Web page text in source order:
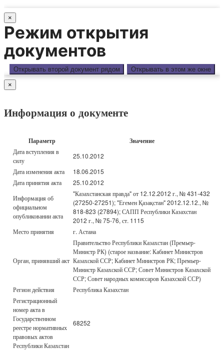
×
Режим открытия
документов
Открывать второй документ рядом Открывать в этом же окне
×
Информация о документе
Параметр Значение
Дата вступления в
силу
25.10.2012
Дата изменения акта
18.06.2015
Дата принятия акта
25.10.2012
Информация об
официальном
опубликовании акта
"Казахстанская правда" от 12.12.2012 г., № 431-432
(27250-27251); "Егемен Қазақстан" 2012.12.12., №
818-823 (27894); САПП Республики Казахстан
2012 г., № 75-76, ст. 1115
Место принятия
г. Астана
Орган, принявший акт
Правительство Республики Казахстан (Премьер-
Министр РК) (старое название: Кабинет Министров
Казахской ССР; Кабинет Министров РК; Премьер-
Министр Казахской ССР; Совет Министров Казахской
ССР; Совет народных комиссаров Казахской ССР)
Регион действия
Республика Казахстан
Регистрационный
номер акта в
Государственном
реестре нормативных
правовых актов
Республики Казахстан
68252